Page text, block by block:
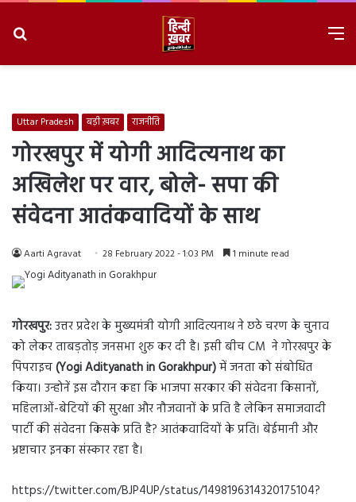
Uttar Pradesh बड़ी ख़बर राजनीति
गोरखपुर में योगी आदित्यनाथ का
अखिलेश पर वार, बोले- सपा की
संवेदना आतंकवादियों के साथ
Aarti Agravat 28 February 2022 - 1:03 PM 1 minute read
गोरखपुर:उत्तर प्रदेश के मुख्यमंत्री योगी आदित्यनाथ ने छठे चरण के चुनाव
को लेकर ताबड़तोड़ जनसभा शुरु कर दी है। इसी बीच CM ने गोरखपुर के
पिपराइच(Yogi Adityanath in Gorakhpur)में जनता को संबोधित
किया। उन्होनें इस दौरान कहा कि भाजपा सरकार की संवेदना किसानों,
महिलाओं-बेटियों की सुरक्षा और नौजवानों के प्रति है लेकिन समाजवादी
पार्टी की संवेदना किसके प्रति है? आतंकवादियों के प्रति। बेईमानी और
भ्रष्टाचार इनका संस्कार रहा है।
https://twitter.com/BJP4UP/status/1498196314320175104?